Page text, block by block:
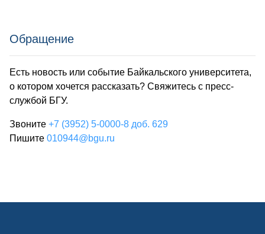
Обращение
Есть новость или событие Байкальского университета,
о котором хочется рассказать? Свяжитесь с пресс-
службой БГУ.
Звоните +7 (3952) 5-0000-8 доб. 629
Пишите 010944@bgu.ru